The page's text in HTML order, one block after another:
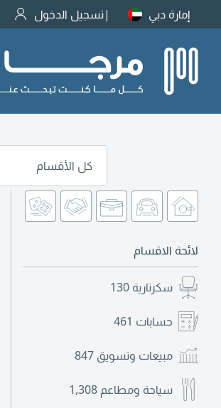
إمارة دبي تسجيل الدخول
كل الأقسام
لائحة الاقسام
سكرتارية 130
حسابات 461
مبيعات وتسويق 847
سياحة ومطاعم 1,308